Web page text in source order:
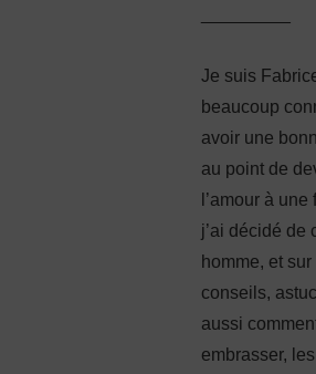
Je suis
beaucoup
avoir une
au point de
l’amour à
j’ai décidé de
homme, et
conseils,
aussi
embrasser,